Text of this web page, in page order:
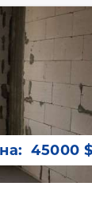
45000 $